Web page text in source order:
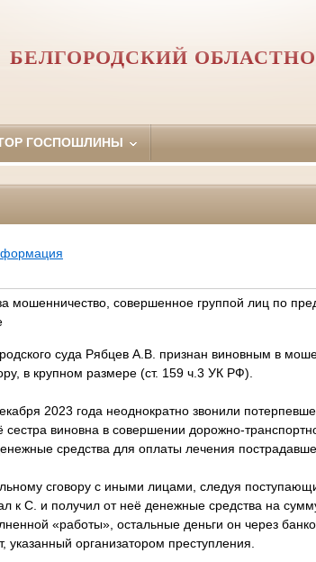
БЕЛГОРОДСКИЙ
ГОСПОШЛИНЫ
мошенничество, совершенное группой лиц по
суда Рябцев А.В. признан виновным в
в крупном размере (ст. 159 ч.3 УК РФ).
2023 года неоднократно звонили
виновна в совершении дорожно-
средства для оплаты лечения
сговору с иными лицами, следуя
к С. и получил от неё денежные средства на
«работы», остальные деньги он через
указанный организатором преступления.